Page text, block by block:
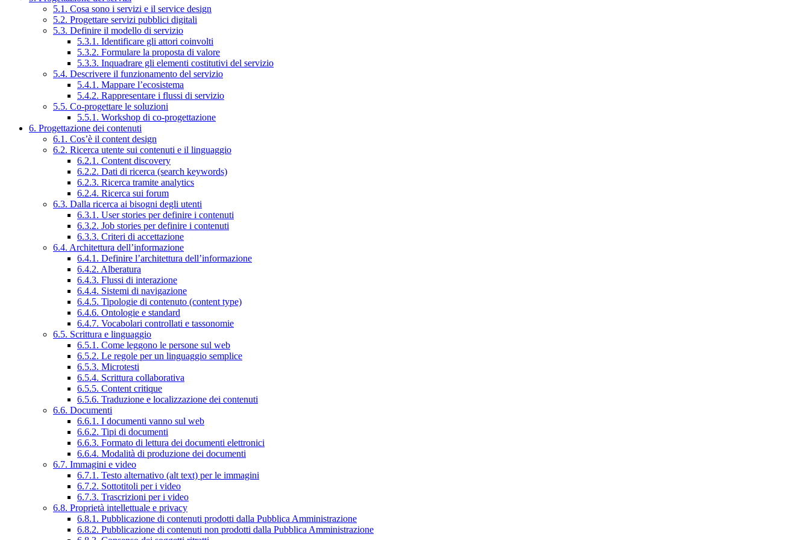
5.1. Cosa sono i servizi e il service design
5.2. Progettare servizi pubblici digitali
5.3. Definire il modello di servizio
5.3.1. Identificare gli attori coinvolti
5.3.2. Formulare la proposta di valore
5.3.3. Inquadrare gli elementi costitutivi del servizio
5.4. Descrivere il funzionamento del servizio
5.4.1. Mappare l’ecosistema
5.4.2. Rappresentare i flussi di servizio
5.5. Co-progettare le soluzioni
5.5.1. Workshop di co-progettazione
6. Progettazione dei contenuti
6.1. Cos’è il content design
6.2. Ricerca utente sui contenuti e il linguaggio
6.2.1. Content discovery
6.2.2. Dati di ricerca (search keywords)
6.2.3. Ricerca tramite analytics
6.2.4. Ricerca sui forum
6.3. Dalla ricerca ai bisogni degli utenti
6.3.1. User stories per definire i contenuti
6.3.2. Job stories per definire i contenuti
6.3.3. Criteri di accettazione
6.4. Architettura dell’informazione
6.4.1. Definire l’architettura dell’informazione
6.4.2. Alberatura
6.4.3. Flussi di interazione
6.4.4. Sistemi di navigazione
6.4.5. Tipologie di contenuto (content type)
6.4.6. Ontologie e standard
6.4.7. Vocabolari controllati e tassonomie
6.5. Scrittura e linguaggio
6.5.1. Come leggono le persone sul web
6.5.2. Le regole per un linguaggio semplice
6.5.3. Microtesti
6.5.4. Scrittura collaborativa
6.5.5. Content critique
6.5.6. Traduzione e localizzazione dei contenuti
6.6. Documenti
6.6.1. I documenti vanno sul web
6.6.2. Tipi di documenti
6.6.3. Formato di lettura dei documenti elettronici
6.6.4. Modalità di produzione dei documenti
6.7. Immagini e video
6.7.1. Testo alternativo (alt text) per le immagini
6.7.2. Sottotitoli per i video
6.7.3. Trascrizioni per i video
6.8. Proprietà intellettuale e privacy
6.8.1. Pubblicazione di contenuti prodotti dalla Pubblica Amministrazione
6.8.2. Pubblicazione di contenuti non prodotti dalla Pubblica Amministrazione